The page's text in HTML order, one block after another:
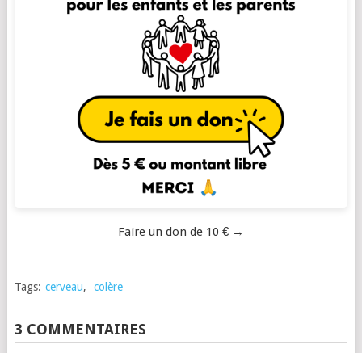
Faire un don de 10 € →
Tags: cerveau, colère
3 COMMENTAIRES